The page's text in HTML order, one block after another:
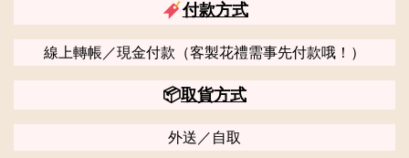
付款方式
線上轉帳／現金付款（客製花禮需事先付款哦！）
📦取貨方式
外送／自取